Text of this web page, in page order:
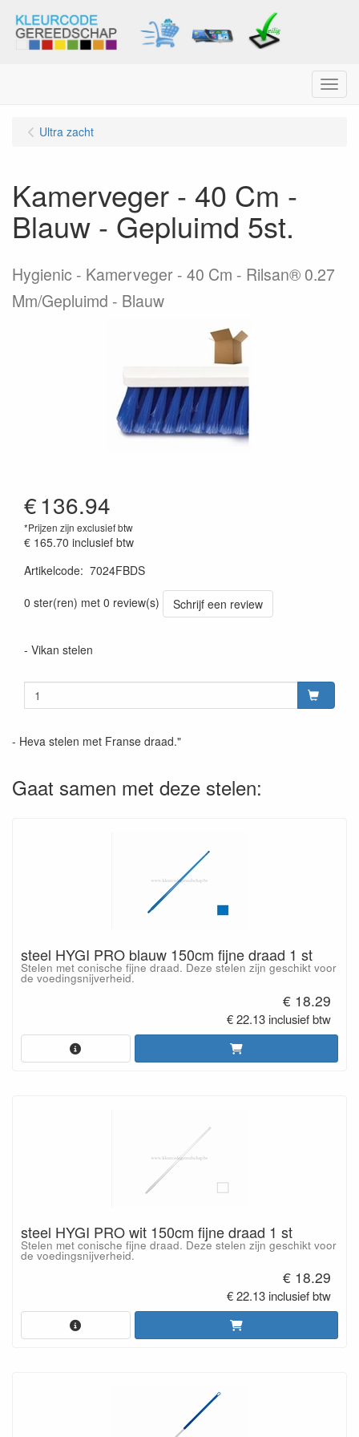
Menu
Ultra zacht
Kamerveger - 40 Cm -
Blauw - Gepluimd 5st.
Hygienic - Kamerveger - 40 Cm - Rilsan® 0.27
Mm/Gepluimd - Blauw
€136.94
*Prijzen zijn exclusief btw
€ 165.70 inclusief btw
Artikelcode: 7024FBDS
0 ster(ren) met 0 review(s)
Schrijf een review
- Vikan stelen
- Heva stelen met Franse draad."
Gaat samen met deze stelen:
steel HYGI PRO blauw 150cm fijne draad 1 st
Stelen met conische fijne draad. Deze stelen zijn geschikt voor
de voedingsnijverheid.
€ 18.29
€ 22.13 inclusief btw
steel HYGI PRO wit 150cm fijne draad 1 st
Stelen met conische fijne draad. Deze stelen zijn geschikt voor
de voedingsnijverheid.
€ 18.29
€ 22.13 inclusief btw